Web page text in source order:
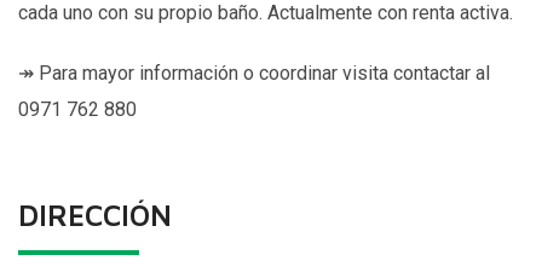
cada uno con su propio baño. Actualmente con renta activa.
↠ Para mayor información o coordinar visita contactar al
0971 762 880
DIRECCIÓN